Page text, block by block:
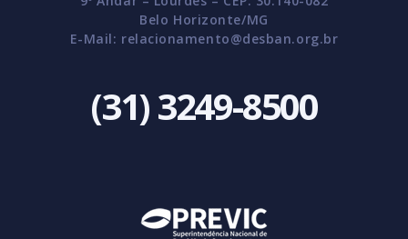
Belo Horizonte/MG
E-Mail: relacionamento@desban.org.br
(31) 3249-8500